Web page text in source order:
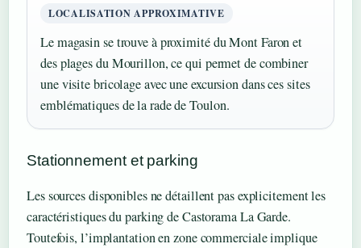
LOCALISATION APPROXIMATIVE
Le magasin se trouve à proximité du Mont Faron et
des plages du Mourillon, ce qui permet de combiner
une visite bricolage avec une excursion dans ces sites
emblématiques de la rade de Toulon.
Stationnement et parking
Les sources disponibles ne détaillent pas explicitement les
caractéristiques du parking de Castorama La Garde.
Toutefois, l’implantation en zone commerciale implique